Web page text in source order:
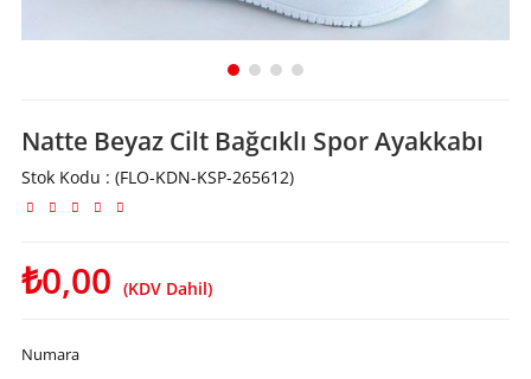
Natte Beyaz Cilt Bağcıklı Spor Ayakkabı
Stok Kodu (FLO-KDN-KSP-265612)
₺0,00 (KDV Dahil)
Numara